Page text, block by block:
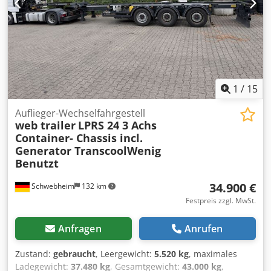
📄 Want to see the full inspection, extra photos, or a video?
Tip: The reference "40866 Equippo" is commonly used
when looking up more details online. 💡 Why this machine
and our service stands out: ✔ Thorough inspection by
professionals ✔ Jobsite delivery available ✔ Money-Back
Guaranteed ✔ Secure and flexible payment options 🔄
Considering other equipment options? We offer helpful
tools and resources for all equipment owners and
operators – easily accessible on our platform.
1 / 15
Schwebheim 132 km
Auflieger-Wechselfahrgestell
web trailer LPRS 24 3 Achs
Container- Chassis incl.
Generator TranscoolWenig
Benutzt
34.900 €
Festpreis zzgl. MwSt.
Anfragen Anrufen
Zustand: gebraucht, Leergewicht: 5.520 kg, maximales
Ladegewicht: 37.480 kg, Gesamtgewicht: 43.000 kg,